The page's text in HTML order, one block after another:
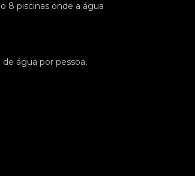
8 piscinas onde a água
água por pessoa,